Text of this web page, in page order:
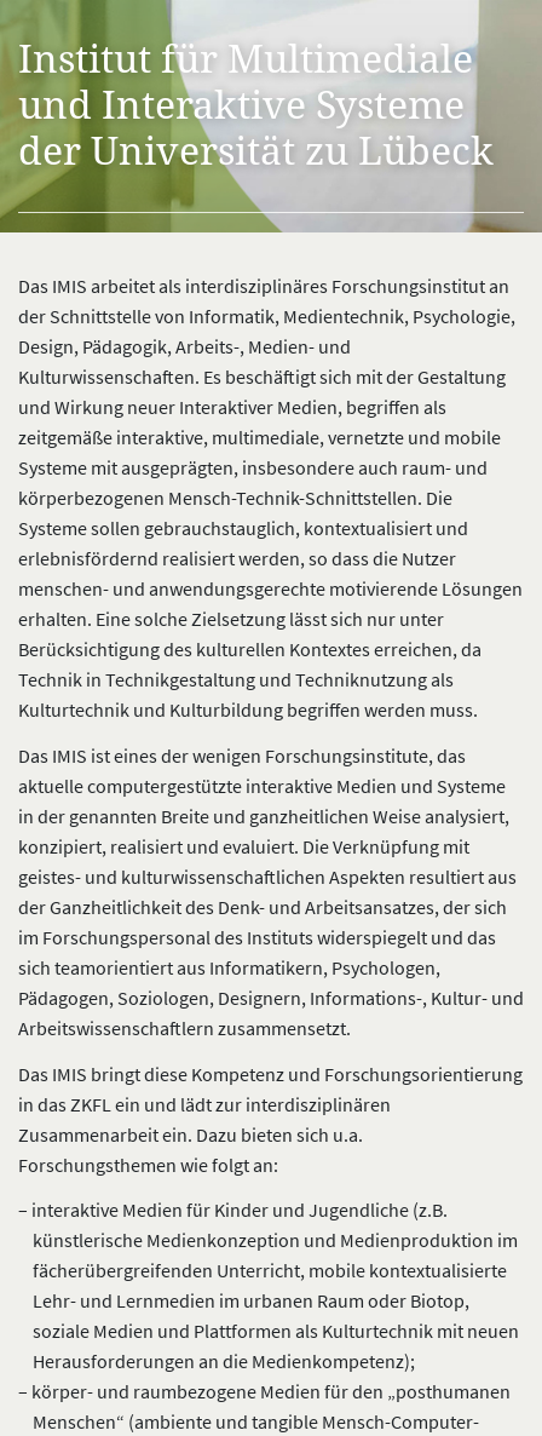
Institut für Multimediale
und Interaktive Systeme
der Universität zu Lübeck
Das IMIS arbeitet als interdisziplinäres Forschungsinstitut an
der Schnittstelle von Informatik, Medientechnik, Psychologie,
Design, Pädagogik, Arbeits-, Medien- und
Kulturwissenschaften. Es beschäftigt sich mit der Gestaltung
und Wirkung neuer Interaktiver Medien, begriffen als
zeitgemäße interaktive, multimediale, vernetzte und mobile
Systeme mit ausgeprägten, insbesondere auch raum- und
körperbezogenen Mensch-Technik-Schnittstellen. Die
Systeme sollen gebrauchstauglich, kontextualisiert und
erlebnisfördernd realisiert werden, so dass die Nutzer
menschen- und anwendungsgerechte motivierende Lösungen
erhalten. Eine solche Zielsetzung lässt sich nur unter
Berücksichtigung des kulturellen Kontextes erreichen, da
Technik in Technikgestaltung und Techniknutzung als
Kulturtechnik und Kulturbildung begriffen werden muss.
Das IMIS ist eines der wenigen Forschungsinstitute, das
aktuelle computergestützte interaktive Medien und Systeme
in der genannten Breite und ganzheitlichen Weise analysiert,
konzipiert, realisiert und evaluiert. Die Verknüpfung mit
geistes- und kulturwissenschaftlichen Aspekten resultiert aus
der Ganzheitlichkeit des Denk- und Arbeitsansatzes, der sich
im Forschungspersonal des Instituts widerspiegelt und das
sich teamorientiert aus Informatikern, Psychologen,
Pädagogen, Soziologen, Designern, Informations-, Kultur- und
Arbeitswissenschaftlern zusammensetzt.
Das IMIS bringt diese Kompetenz und Forschungsorientierung
in das ZKFL ein und lädt zur interdisziplinären
Zusammenarbeit ein. Dazu bieten sich u.a.
Forschungsthemen wie folgt an:
interaktive Medien für Kinder und Jugendliche (z.B.
künstlerische Medienkonzeption und Medienproduktion im
fächerübergreifenden Unterricht, mobile kontextualisierte
Lehr- und Lernmedien im urbanen Raum oder Biotop,
soziale Medien und Plattformen als Kulturtechnik mit neuen
Herausforderungen an die Medienkompetenz);
körper- und raumbezogene Medien für den „posthumanen
Menschen“ (ambiente und tangible Mensch-Computer-